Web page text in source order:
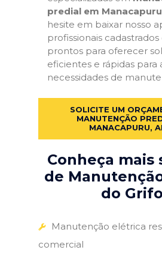
predial em
hesite em baixar nosso
profissionais cadastrados
prontos para oferecer
eficientes e rápidas para
necessidades de
SOLICITE UM
MANUTENÇÃO
MANACAPURU,
Conheça mais
de
do
Manutenção elétrica
comercial